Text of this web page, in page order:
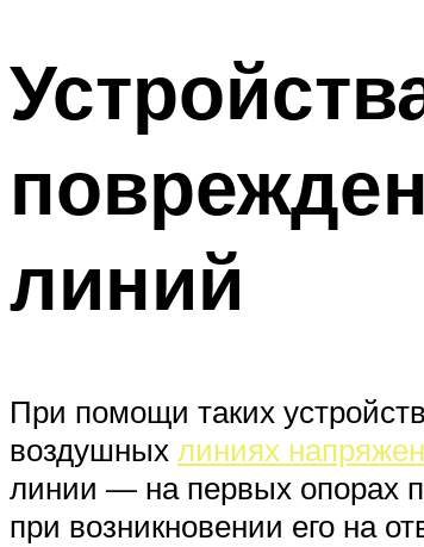
линий
При помощи таких
воздушных линиях
линии — на первых опорах
при возникновении его на